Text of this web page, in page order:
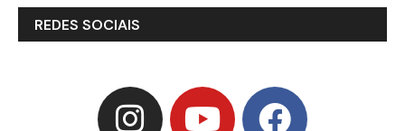
REDES SOCIAIS